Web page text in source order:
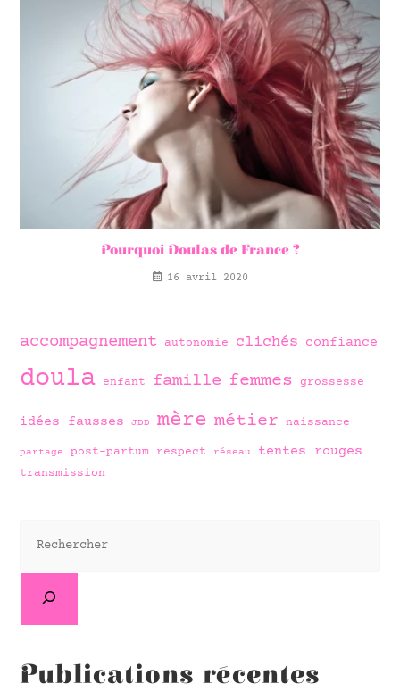
Pourquoi Doulas de France ?
16 avril 2020
accompagnement autonomie clichés confiance
doula enfant famille femmes grossesse
idées fausses JDD mère métier naissance
partage post-partum respect réseau tentes rouges
transmission
Publications récentes